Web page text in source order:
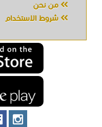
من نحن
شروط الاستخدام